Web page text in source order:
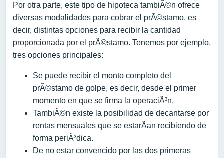
Por otra parte, este tipo de hipoteca tambiÃ©n ofrece
diversas modalidades para cobrar el prÃ©stamo, es
decir, distintas opciones para recibir la cantidad
proporcionada por el prÃ©stamo. Tenemos por ejemplo,
tres opciones principales:
Se puede recibir el monto completo del
prÃ©stamo de golpe, es decir, desde el primer
momento en que se firma la operaciÃ³n.
TambiÃ©n existe la posibilidad de decantarse por
rentas mensuales que se estarÃ­an recibiendo de
forma periÃ³dica.
De no estar convencido por las dos primeras